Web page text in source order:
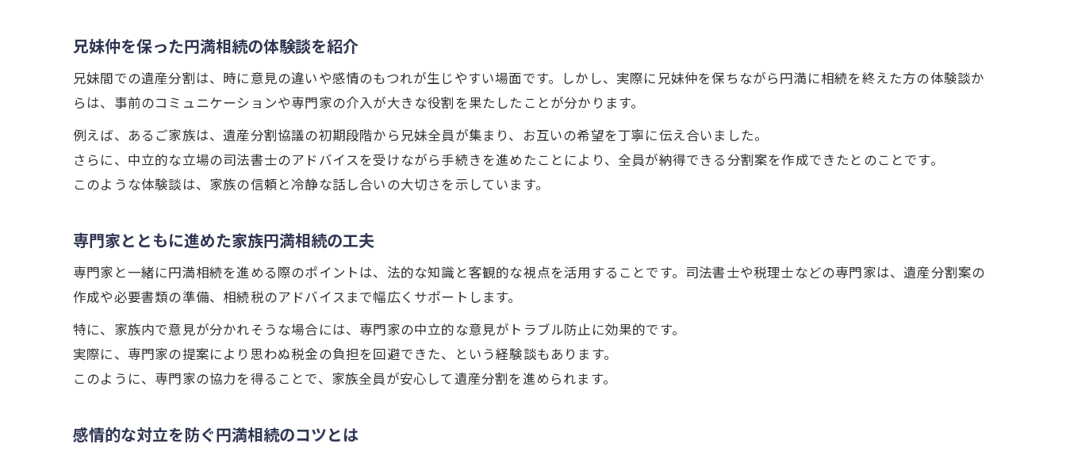
兄妹仲を保った円満相続の体験談を紹介
兄妹間での遺産分割は、時に意見の違いや感情のもつれが生じやすい場面です。しかし、実際に兄妹仲を保ちながら円満に相続を終えた方の体験談か
らは、事前のコミュニケーションや専門家の介入が大きな役割を果たしたことが分かります。
例えば、あるご家族は、遺産分割協議の初期段階から兄妹全員が集まり、お互いの希望を丁寧に伝え合いました。
さらに、中立的な立場の司法書士のアドバイスを受けながら手続きを進めたことにより、全員が納得できる分割案を作成できたとのことです。
このような体験談は、家族の信頼と冷静な話し合いの大切さを示しています。
専門家とともに進めた家族円満相続の工夫
専門家と一緒に円満相続を進める際のポイントは、法的な知識と客観的な視点を活用することです。司法書士や税理士などの専門家は、遺産分割案の
作成や必要書類の準備、相続税のアドバイスまで幅広くサポートします。
特に、家族内で意見が分かれそうな場合には、専門家の中立的な意見がトラブル防止に効果的です。
実際に、専門家の提案により思わぬ税金の負担を回避できた、という経験談もあります。
このように、専門家の協力を得ることで、家族全員が安心して遺産分割を進められます。
感情的な対立を防ぐ円満相続のコツとは